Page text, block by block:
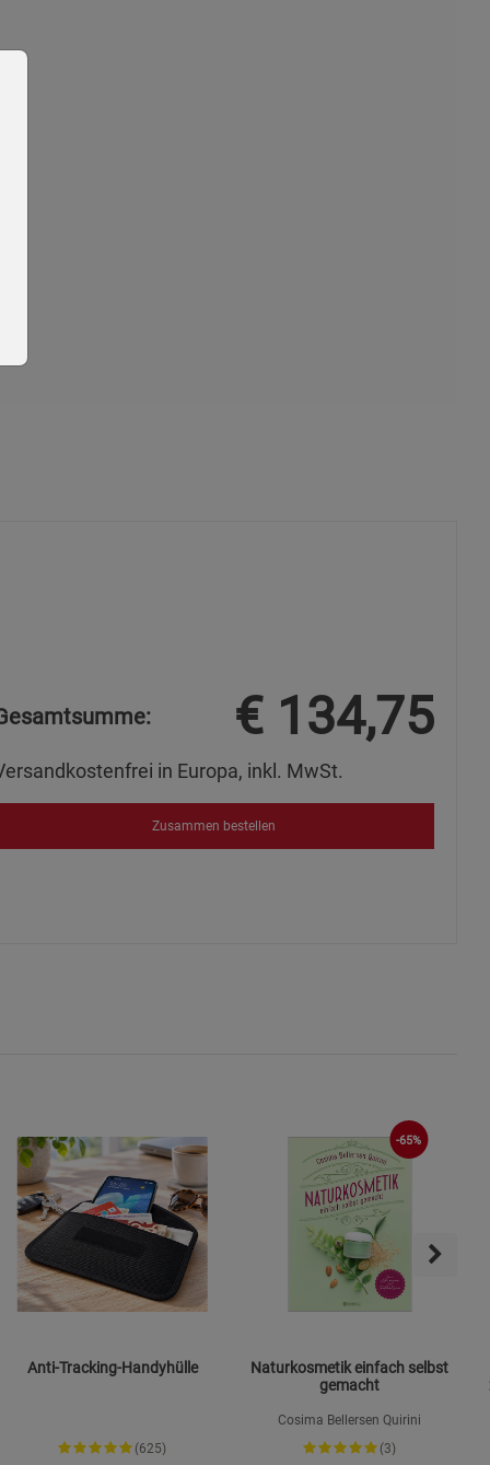
€ 134,75
in Europa, inkl. MwSt.
Zusammen bestellen
Anti-Tracking-Handyhülle
(625)
-65%
Naturkosmetik einfach selbst
gemacht
Cosima Bellersen Quirini
(3)